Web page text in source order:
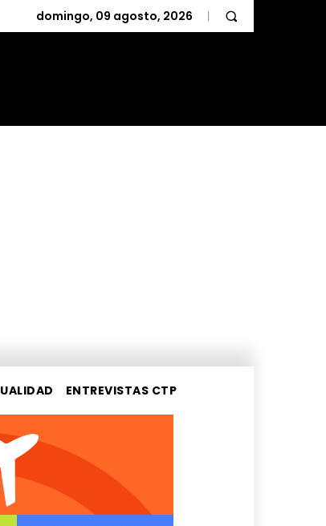
domingo, 09 agosto, 2026
ENTREVISTAS CTP